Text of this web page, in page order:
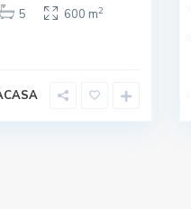
5 600 m2